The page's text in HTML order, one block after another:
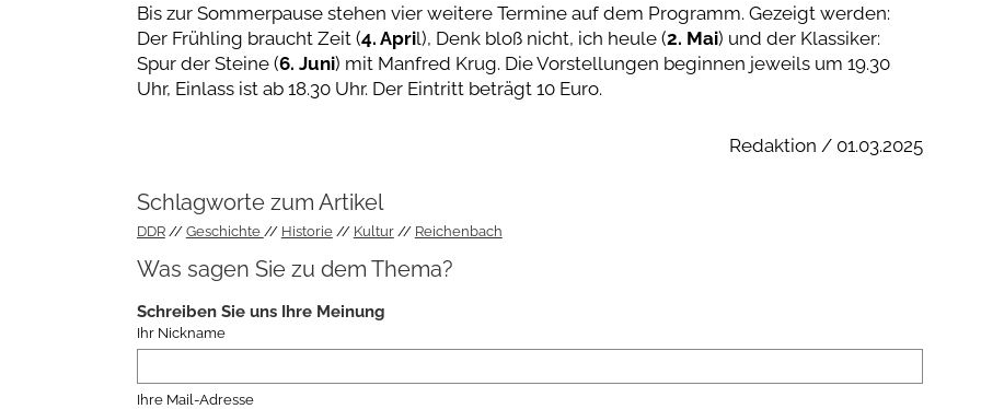
Bis zur Sommerpause stehen vier weitere Termine auf dem Programm. Gezeigt werden:
Der Frühling braucht Zeit (4. April), Denk bloß nicht, ich heule (2. Mai) und der Klassiker:
Spur der Steine (6. Juni) mit Manfred Krug. Die Vorstellungen beginnen jeweils um 19.30
Uhr, Einlass ist ab 18.30 Uhr. Der Eintritt beträgt 10 Euro.
Redaktion / 01.03.2025
Schlagworte zum Artikel
DDR Geschichte Historie Kultur Reichenbach
Was sagen Sie zu dem Thema?
Schreiben Sie uns Ihre Meinung
Ihr Nickname
Ihre Mail-Adresse